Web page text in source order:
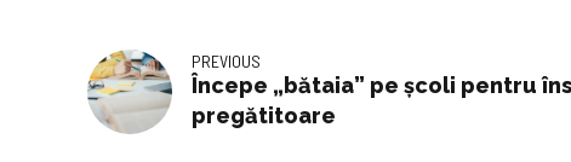
PREVIOUS
Începe „bătaia” pe școli pentru
pregătitoare